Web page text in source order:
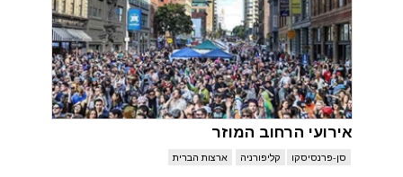
אירועי הרחוב המוזר
סן-פרנסיסקו קליפורניה ארצות הברית